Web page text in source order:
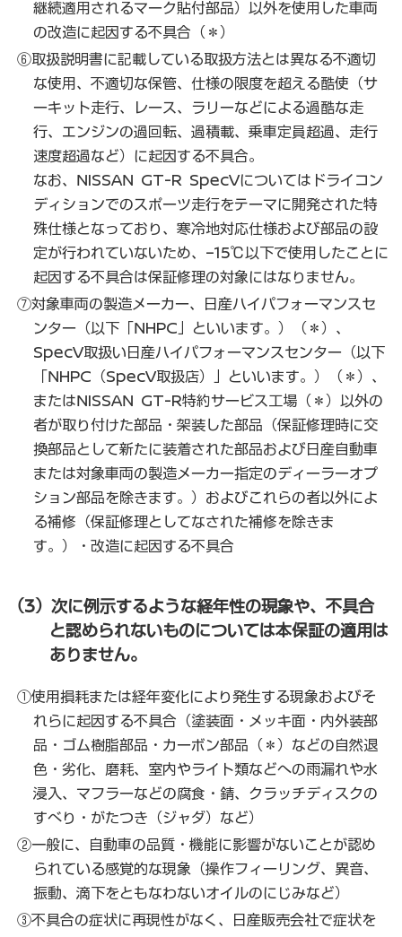
継続適用されるマーク貼付部品）以外を使用した車両
の改造に起因する不具合（＊）
⑥取扱説明書に記載している取扱方法とは異なる不適切
な使用、不適切な保管、仕様の限度を超える酷使（サ
ーキット走行、レース、ラリーなどによる過酷な走
行、エンジンの過回転、過積載、乗車定員超過、走行
速度超過など）に起因する不具合。
なお、NISSAN GT-R SpecVについてはドライコン
ディションでのスポーツ走行をテーマに開発された特
殊仕様となっており、寒冷地対応仕様および部品の設
定が行われていないため、－15℃以下で使用したことに
起因する不具合は保証修理の対象にはなりません。
⑦対象車両の製造メーカー、日産ハイパフォーマンスセ
ンター（以下「NHPC」といいます。）（＊）、
SpecV取扱い日産ハイパフォーマンスセンター（以下
「NHPC（SpecV取扱店）」といいます。）（＊）、
またはNISSAN GT-R特約サービス工場（＊）以外の
者が取り付けた部品・架装した部品（保証修理時に交
換部品として新たに装着された部品および日産自動車
または対象車両の製造メーカー指定のディーラーオプ
ション部品を除きます。）およびこれらの者以外によ
る補修（保証修理としてなされた補修を除きま
す。）・改造に起因する不具合
（3）次に例示するような経年性の現象や、不具合
と認められないものについては本保証の適用は
ありません。
①使用損耗または経年変化により発生する現象およびそ
れらに起因する不具合（塗装面・メッキ面・内外装部
品・ゴム樹脂部品・カーボン部品（＊）などの自然退
色・劣化、磨耗、室内やライト類などへの雨漏れや水
浸入、マフラーなどの腐食・錆、クラッチディスクの
すべり・がたつき（ジャダ）など）
②一般に、自動車の品質・機能に影響がないことが認め
られている感覚的な現象（操作フィーリング、異音、
振動、滴下をともなわないオイルのにじみなど）
③不具合の症状に再現性がなく、日産販売会社で症状を